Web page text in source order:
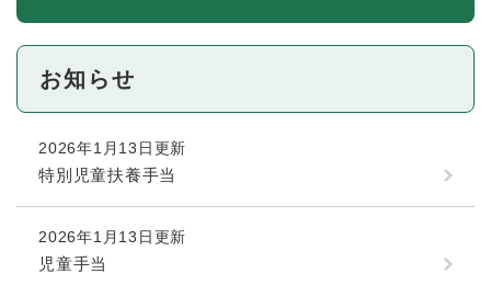
お知らせ
2026年1月13日更新
特別児童扶養手当
2026年1月13日更新
児童手当